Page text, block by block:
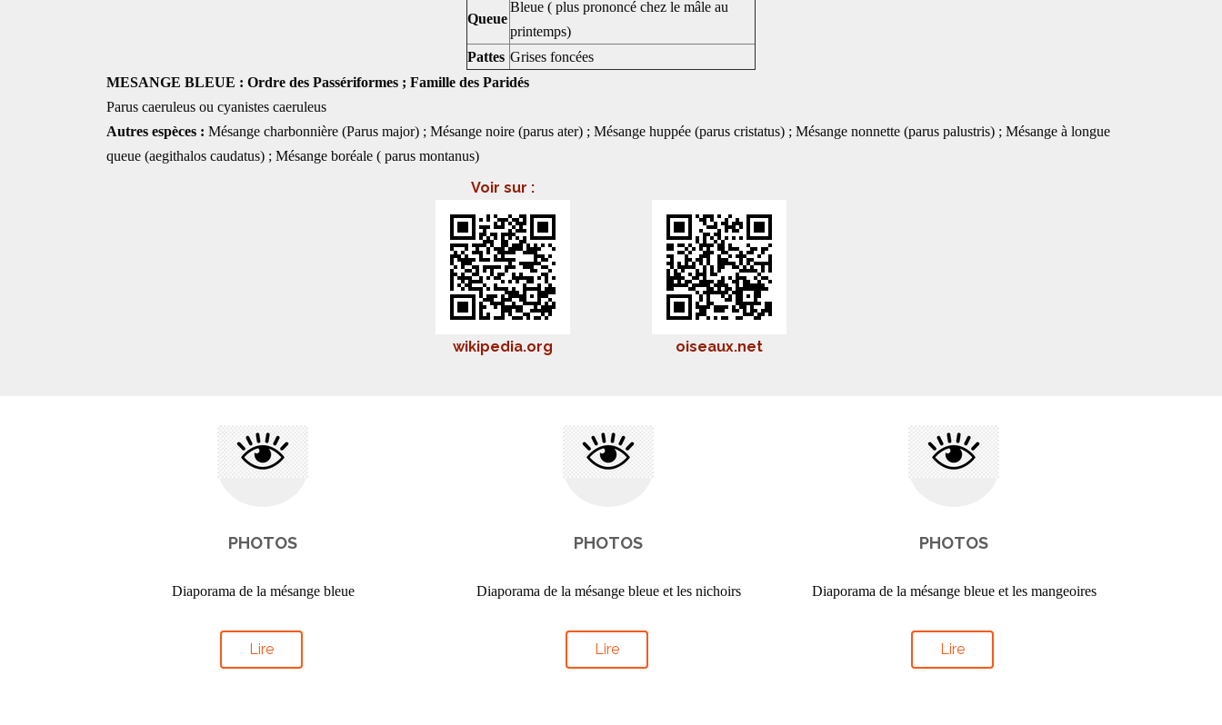
Queue
Bleue ( plus prononcé chez le mâle au
printemps)
Pattes Grises foncées
MESANGE BLEUE : Ordre des Passériformes ; Famille des Paridés
Parus caeruleus ou cyanistes caeruleus
Autres espèces : Mésange charbonnière (Parus major) ; Mésange noire (parus ater) ; Mésange huppée (parus cristatus) ; Mésange nonnette (parus palustris) ; Mésange à longue
queue (aegithalos caudatus) ; Mésange boréale ( parus montanus)
Voir sur :
wikipedia.org oiseaux.net
PHOTOS
Diaporama de la mésange bleue
Lire
PHOTOS
Diaporama de la mésange bleue et les nichoirs
Lire
PHOTOS
Diaporama de la mésange bleue et les mangeoires
Lire